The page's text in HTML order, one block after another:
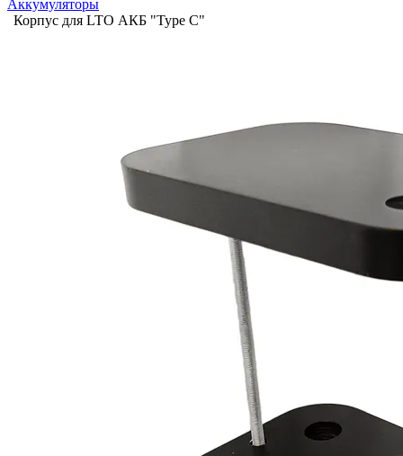
Аккумуляторы
Корпус для LTO АКБ "Type C"